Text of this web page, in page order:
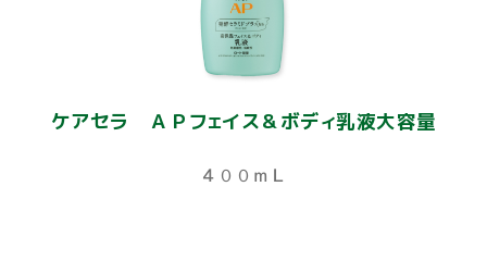
ケアセラ ＡＰフェイス＆ボディ乳液大容量
４００ｍＬ